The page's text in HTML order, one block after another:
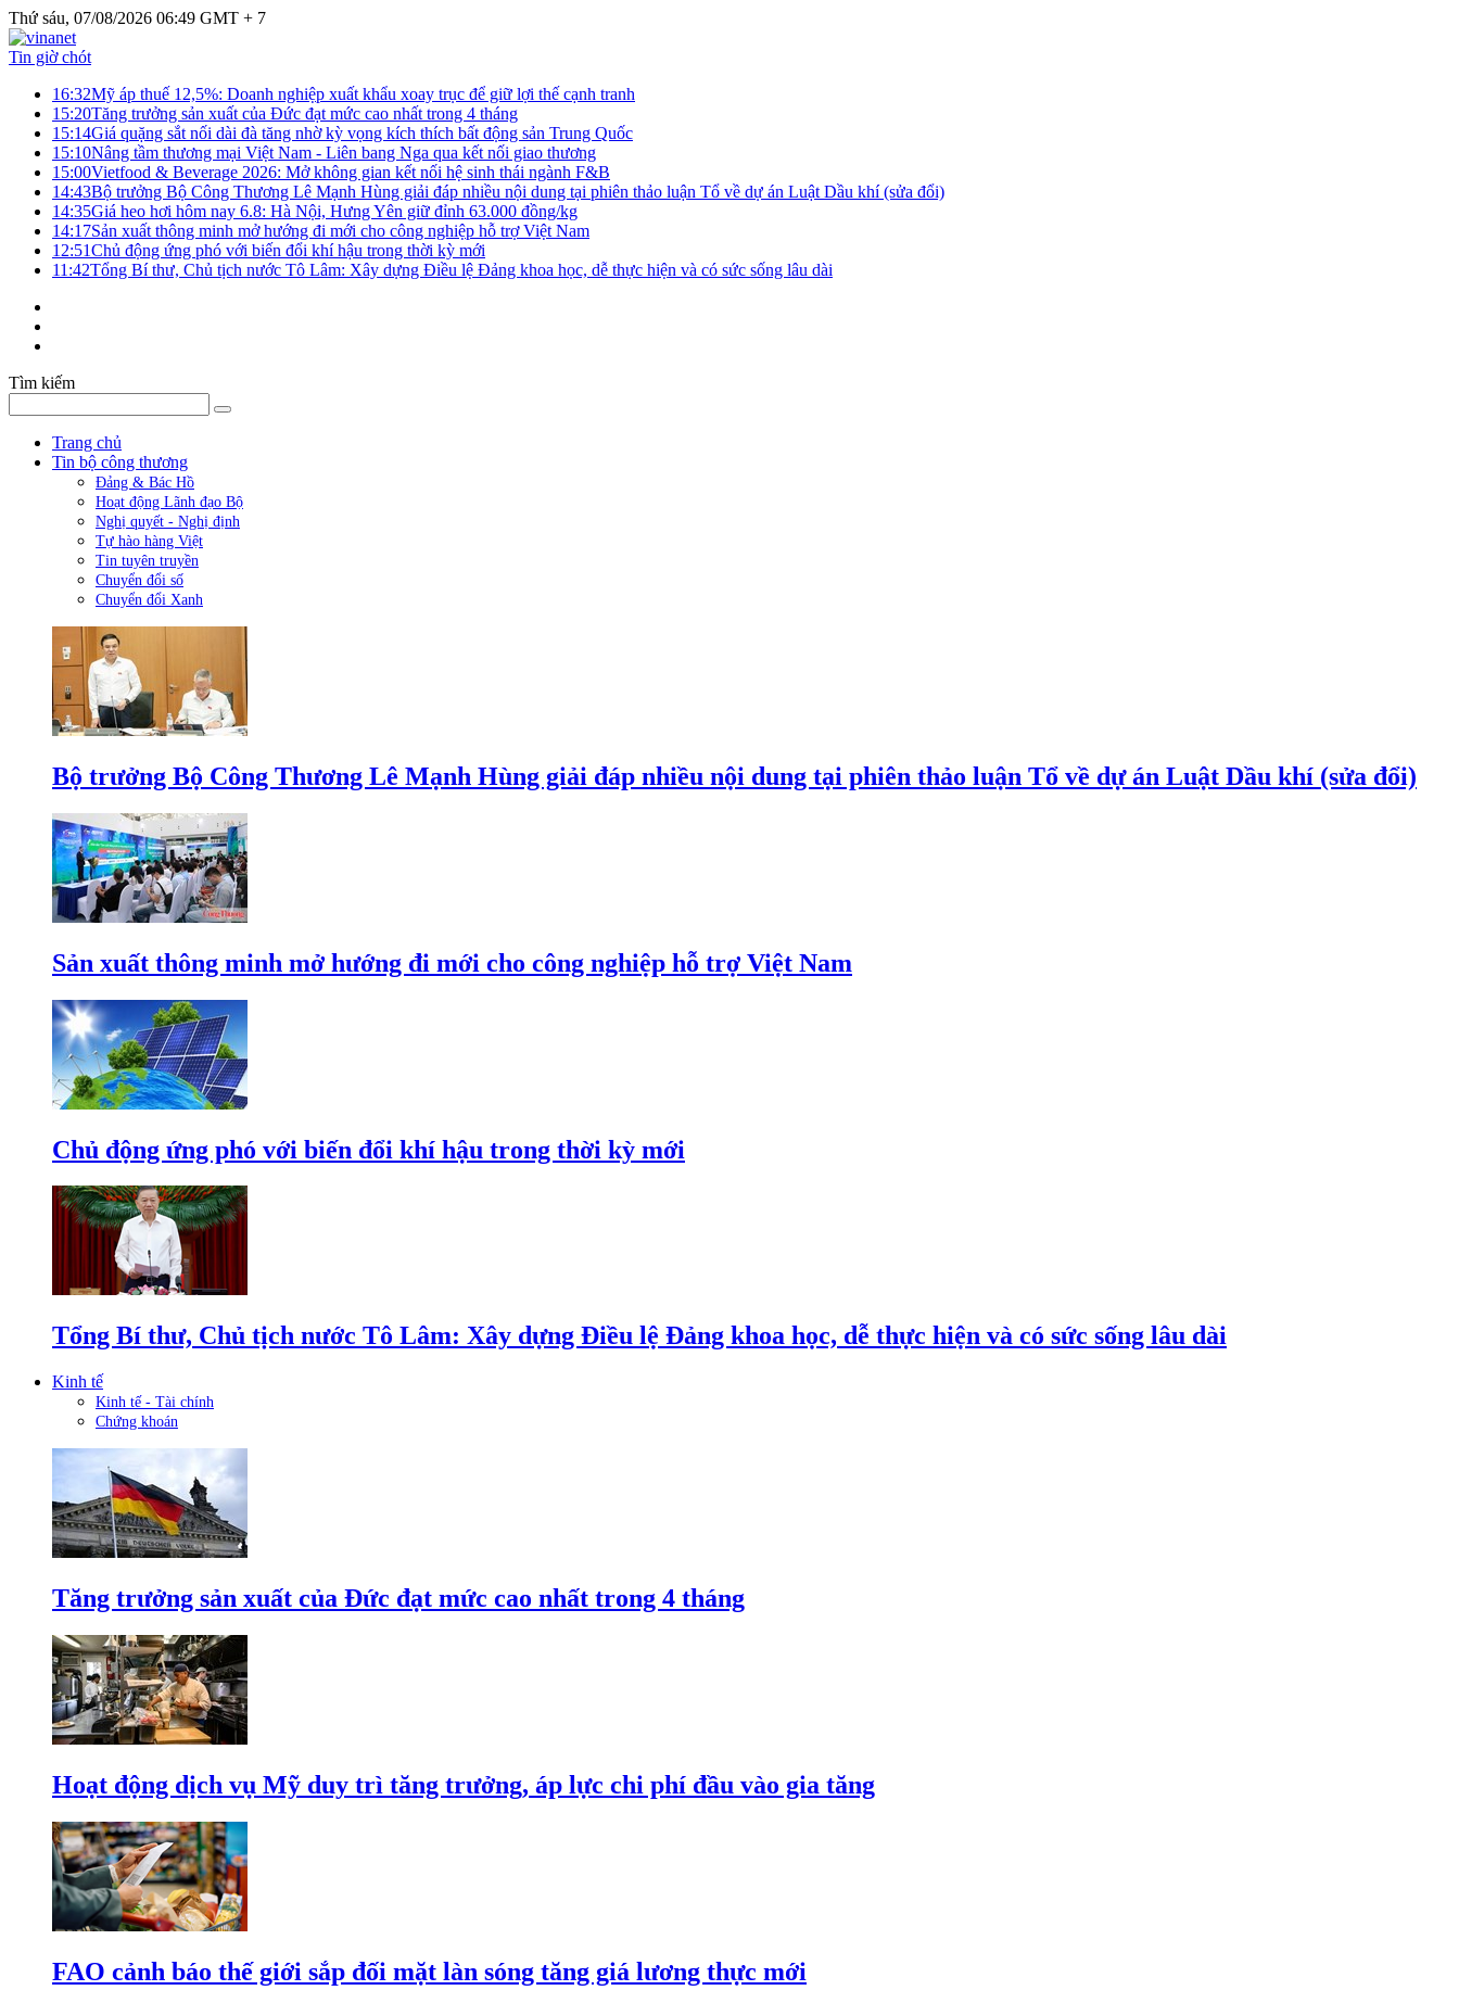
Thứ sáu, 07/08/2026 06:49 GMT + 7
Tin giờ chót
16:32Mỹ áp thuế 12,5%: Doanh nghiệp xuất khẩu xoay trục để giữ lợi thế cạnh tranh
15:20Tăng trưởng sản xuất của Đức đạt mức cao nhất trong 4 tháng
15:14Giá quặng sắt nối dài đà tăng nhờ kỳ vọng kích thích bất động sản Trung Quốc
15:10Nâng tầm thương mại Việt Nam - Liên bang Nga qua kết nối giao thương
15:00Vietfood & Beverage 2026: Mở không gian kết nối hệ sinh thái ngành F&B
14:43Bộ trưởng Bộ Công Thương Lê Mạnh Hùng giải đáp nhiều nội dung tại phiên thảo luận Tổ về dự án Luật Dầu khí (sửa đổi)
14:35Giá heo hơi hôm nay 6.8: Hà Nội, Hưng Yên giữ đỉnh 63.000 đồng/kg
14:17Sản xuất thông minh mở hướng đi mới cho công nghiệp hỗ trợ Việt Nam
12:51Chủ động ứng phó với biến đổi khí hậu trong thời kỳ mới
11:42Tổng Bí thư, Chủ tịch nước Tô Lâm: Xây dựng Điều lệ Đảng khoa học, dễ thực hiện và có sức sống lâu dài
Tìm kiếm
Trang chủ
Tin bộ công thương
Đảng & Bác Hồ
Hoạt động Lãnh đạo Bộ
Nghị quyết - Nghị định
Tự hào hàng Việt
Tin tuyên truyền
Chuyển đổi số
Chuyển đổi Xanh
Bộ trưởng Bộ Công Thương Lê Mạnh Hùng giải đáp nhiều nội dung tại phiên thảo luận Tổ về dự án Luật Dầu khí (sửa đổi)
Sản xuất thông minh mở hướng đi mới cho công nghiệp hỗ trợ Việt Nam
Chủ động ứng phó với biến đổi khí hậu trong thời kỳ mới
Tổng Bí thư, Chủ tịch nước Tô Lâm: Xây dựng Điều lệ Đảng khoa học, dễ thực hiện và có sức sống lâu dài
Kinh tế
Kinh tế - Tài chính
Chứng khoán
Tăng trưởng sản xuất của Đức đạt mức cao nhất trong 4 tháng
Hoạt động dịch vụ Mỹ duy trì tăng trưởng, áp lực chi phí đầu vào gia tăng
FAO cảnh báo thế giới sắp đối mặt làn sóng tăng giá lương thực mới